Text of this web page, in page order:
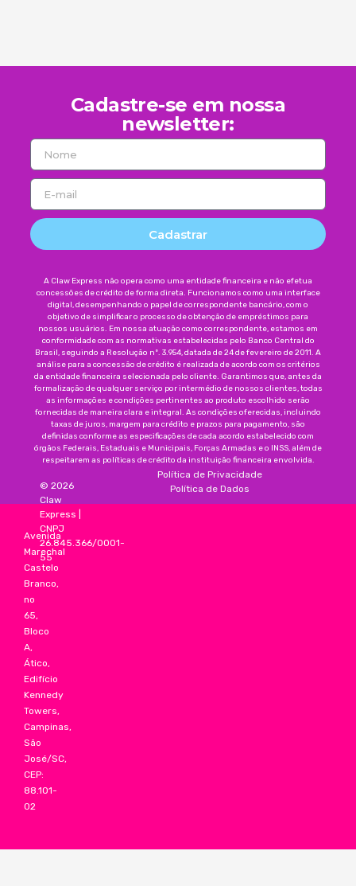
Cadastre-se em nossa
newsletter:
Cadastrar
A Claw Express não opera como uma entidade financeira e não efetua
concessões de crédito de forma direta. Funcionamos como uma interface
digital, desempenhando o papel de correspondente bancário, com o
objetivo de simplificar o processo de obtenção de empréstimos para
nossos usuários. Em nossa atuação como correspondente, estamos em
conformidade com as normativas estabelecidas pelo Banco Central do
Brasil, seguindo a Resolução nº. 3.954, datada de 24 de fevereiro de 2011. A
análise para a concessão de crédito é realizada de acordo com os critérios
da entidade financeira selecionada pelo cliente. Garantimos que, antes da
formalização de qualquer serviço por intermédio de nossos clientes, todas
as informações e condições pertinentes ao produto escolhido serão
fornecidas de maneira clara e integral. As condições oferecidas, incluindo
taxas de juros, margem para crédito e prazos para pagamento, são
definidas conforme as especificações de cada acordo estabelecido com
órgãos Federais, Estaduais e Municipais, Forças Armadas e o INSS, além de
respeitarem as políticas de crédito da instituição financeira envolvida.
Avenida
Marechal
Castelo
Branco,
no
65,
Bloco
A,
Ático,
Edifício
Kennedy
Towers,
Campinas,
São
José/SC,
CEP:
88.101-
02
© 2026
Claw
Express
CNPJ
26.845.366/0001-
55
Política de Privacidade
Política de Dados